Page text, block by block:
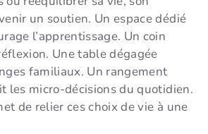
un soutien. Un espace dédié
l’apprentissage. Un coin
Une table dégagée
familiaux. Un rangement
les micro-décisions du quotidien.
de relier ces choix de vie à une